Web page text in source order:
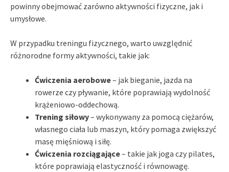
powinny obejmować zarówno aktywności fizyczne, jak i
umysłowe.
W przypadku treningu fizycznego, warto uwzględnić
różnorodne formy aktywności, takie jak:
Ćwiczenia aerobowe– jak bieganie, jazda na
rowerze czy pływanie, które poprawiają wydolność
krążeniowo-oddechową.
Trening siłowy– wykonywany za pomocą ciężarów,
własnego ciała lub maszyn, który pomaga zwiększyć
masę mięśniową i siłę.
Ćwiczenia rozciągające– takie jak joga czy pilates,
które poprawiają elastyczność i równowagę.